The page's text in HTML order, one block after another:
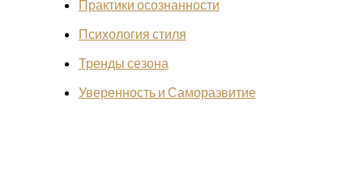
Практики осознанности
Психология стиля
Тренды сезона
Уверенность и Саморазвитие